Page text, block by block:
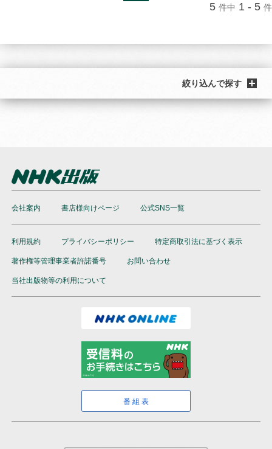
5 件中 1 - 5 件
絞り込んで探す
会社案内 書店様向けページ 公式SNS一覧
利用規約 プライバシーポリシー 特定商取引法に基づく表示
著作権等管理事業者許諾番号 お問い合わせ
当社出版物等の利用について
番組表